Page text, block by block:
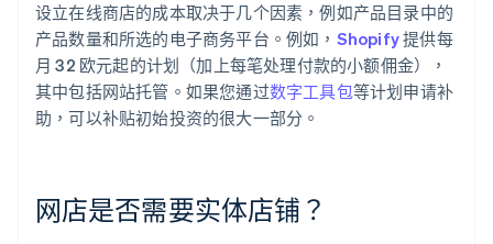
设立在线商店的成本取决于几个因素，例如产品目录中的
产品数量和所选的电子商务平台。例如， Shopify提供每
月 32 欧元起的计划（加上每笔处理付款的小额佣金），
其中包括网站托管。如果您通过数字工具包等计划申请补
助，可以补贴初始投资的很大一部分。
网店是否需要实体店铺？